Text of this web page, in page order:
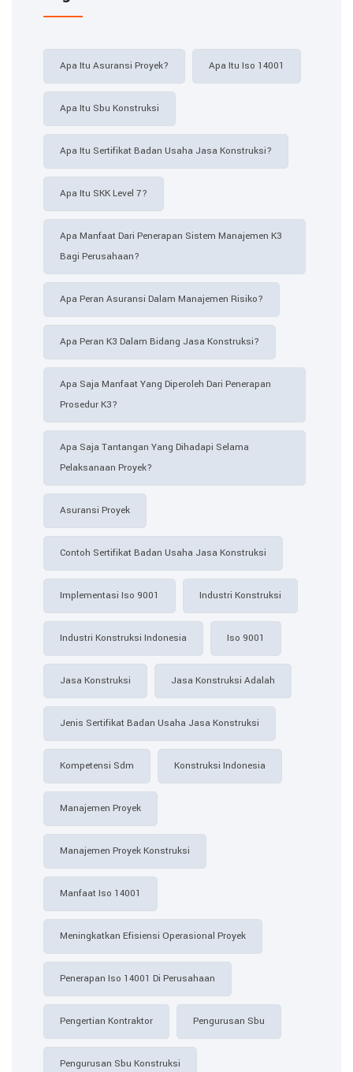
Apa Itu Asuransi Proyek? Apa Itu Iso 14001
Apa Itu Sbu Konstruksi
Apa Itu Sertifikat Badan Usaha Jasa Konstruksi?
Apa Itu SKK Level 7?
Apa Manfaat Dari Penerapan Sistem Manajemen K3
Bagi Perusahaan?
Apa Peran Asuransi Dalam Manajemen Risiko?
Apa Peran K3 Dalam Bidang Jasa Konstruksi?
Apa Saja Manfaat Yang Diperoleh Dari Penerapan
Prosedur K3?
Apa Saja Tantangan Yang Dihadapi Selama
Pelaksanaan Proyek?
Asuransi Proyek
Contoh Sertifikat Badan Usaha Jasa Konstruksi​
Implementasi Iso 9001 Industri Konstruksi
Industri Konstruksi Indonesia Iso 9001
Jasa Konstruksi Jasa Konstruksi Adalah
Jenis Sertifikat Badan Usaha Jasa Konstruksi
Kompetensi Sdm Konstruksi Indonesia
Manajemen Proyek
Manajemen Proyek Konstruksi
Manfaat Iso 14001
Meningkatkan Efisiensi Operasional Proyek
Penerapan Iso 14001 Di Perusahaan
Pengertian Kontraktor Pengurusan Sbu
Pengurusan Sbu Konstruksi